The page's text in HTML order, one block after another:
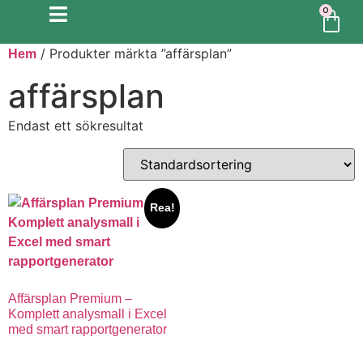
0
Hem / Produkter märkta ”affärsplan”
affärsplan
Endast ett sökresultat
Rea!
Affärsplan Premium –
Komplett analysmall i Excel
med smart rapportgenerator